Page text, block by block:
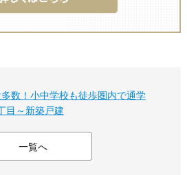
数！小中学校も徒歩圏内で通学
目～新築戸建
一覧へ